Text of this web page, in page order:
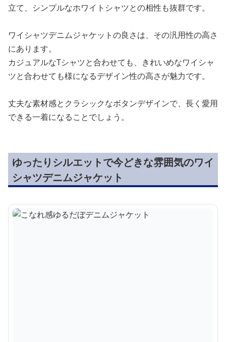
立て、シンプルなホワイトシャツとの相性も抜群です。
ワイシャツデニムジャケットの良さは、その汎用性の高さ
にあります。
カジュアルなTシャツと合わせても、きれいめなワイシャ
ツと合わせても様になるデザイン性の高さが魅力です。
丈夫な素材感とクラシックなボタンデザインで、長く愛用
できる一着になることでしょう。
ゆったりシルエットで今どきな雰囲気のワイ
シャツデニムジャケット